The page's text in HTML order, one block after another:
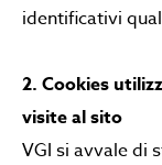
identificativi
2. Cookies
visite al sito
VGI si avvale di